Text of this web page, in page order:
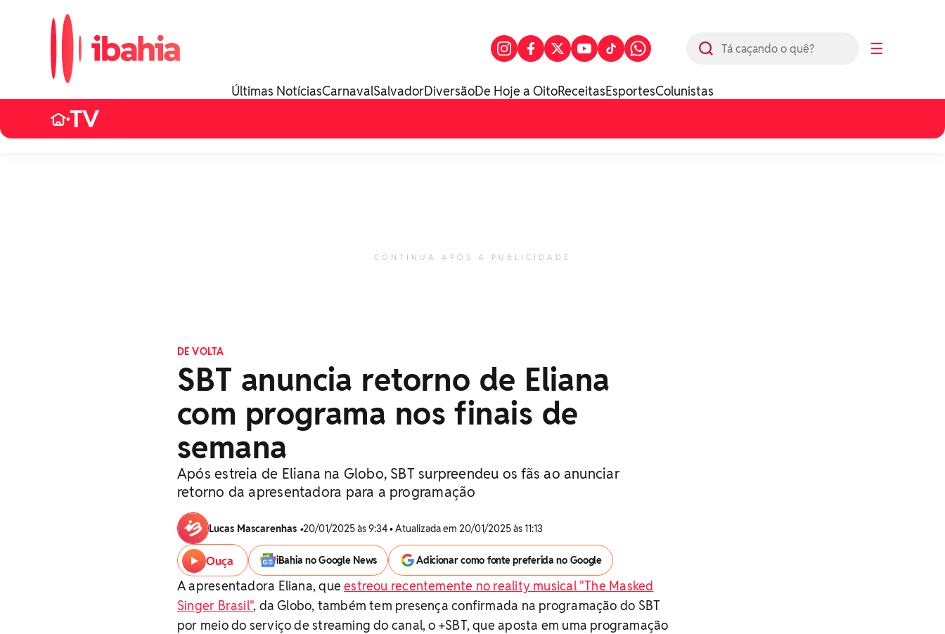
☰
Últimas NotíciasCarnavalSalvadorDiversãoDe Hoje a OitoReceitasEsportesColunistas
•TV
CONTINUA APÓS A PUBLICIDADE
DE VOLTA
SBT anuncia retorno de Eliana
com programa nos finais de
semana
Após estreia de Eliana na Globo, SBT surpreendeu os fãs ao anunciar
retorno da apresentadora para a programação
Lucas Mascarenhas •20/01/2025 às 9:34 • Atualizada em 20/01/2025 às 11:13
Ouça iBahia no Google News Adicionar como fonte preferida no Google
A apresentadora Eliana, queestreou recentemente no reality musical "The Masked
Singer Brasil", da Globo, também tem presença confirmada na programação do SBT
por meio do serviço de streaming do canal, o +SBT, que aposta em uma programação